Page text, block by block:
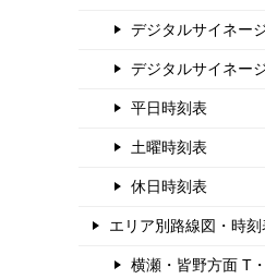
デジタルサイネー
デジタルサイネー
平日時刻表
土曜時刻表
休日時刻表
エリア別路線図・時刻
横瀬・皆野方面 T